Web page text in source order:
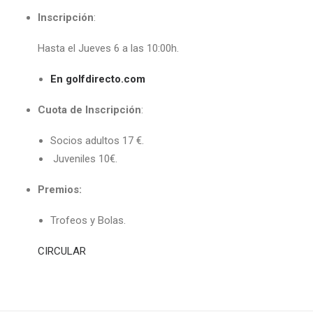
Inscripción:
Hasta el Jueves 6 a las 10:00h.
En golfdirecto.com
Cuota de Inscripción:
Socios adultos 17 €.
Juveniles 10€.
Premios:
Trofeos y Bolas.
CIRCULAR